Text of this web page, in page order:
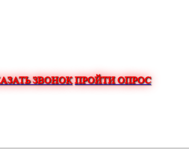
ЗВОНОК ПРОЙТИ ОПРОС